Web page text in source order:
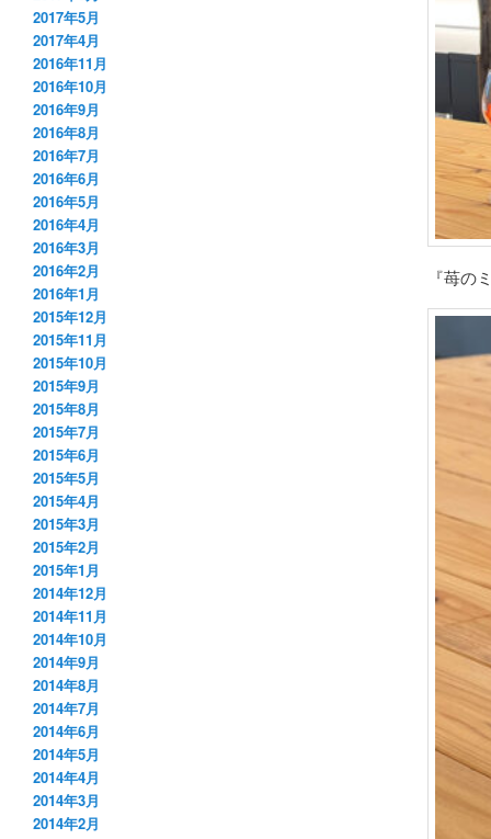
『苺
2017年5月
2017年4月
2016年11月
2016年10月
2016年9月
2016年8月
2016年7月
2016年6月
2016年5月
2016年4月
2016年3月
2016年2月
2016年1月
2015年12月
2015年11月
2015年10月
2015年9月
2015年8月
2015年7月
2015年6月
2015年5月
2015年4月
2015年3月
2015年2月
2015年1月
2014年12月
2014年11月
2014年10月
2014年9月
2014年8月
2014年7月
2014年6月
2014年5月
2014年4月
2014年3月
2014年2月